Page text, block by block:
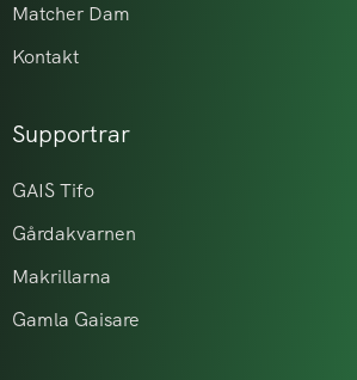
Matcher Dam
Kontakt
Supportrar
GAIS Tifo
Gårdakvarnen
Makrillarna
Gamla Gaisare